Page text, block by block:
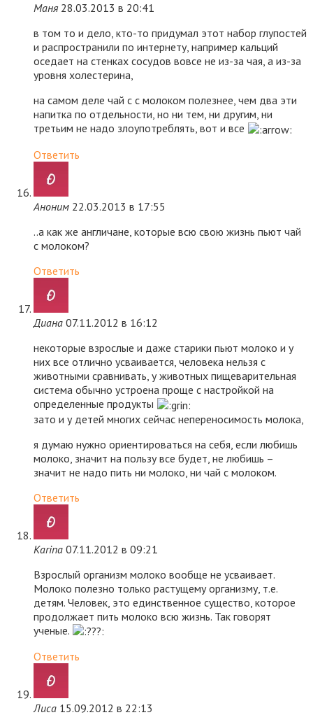
Маня 28.03.2013 в 20:41
в том то и дело, кто-то придумал этот набор глупостей
и распространили по интернету, например кальций
оседает на стенках сосудов вовсе не из-за чая, а из-за
уровня холестерина,
на самом деле чай с с молоком полезнее, чем два эти
напитка по отдельности, но ни тем, ни другим, ни
третьим не надо злоупотреблять, вот и все
Ответить
Аноним 22.03.2013 в 17:55
..а как же англичане, которые всю свою жизнь пьют чай
с молоком?
Ответить
Диана 07.11.2012 в 16:12
некоторые взрослые и даже старики пьют молоко и у
них все отлично усваивается, человека нельзя с
животными сравнивать, у животных пищеварительная
система обычно устроена проще с настройкой на
определенные продукты
зато и у детей многих сейчас непереносимость молока,
я думаю нужно ориентироваться на себя, если любишь
молоко, значит на пользу все будет, не любишь –
значит не надо пить ни молоко, ни чай с молоком.
Ответить
Karina 07.11.2012 в 09:21
Взрослый организм молоко вообще не усваивает.
Молоко полезно только растущему организму, т.е.
детям. Человек, это единственное существо, которое
продолжает пить молоко всю жизнь. Так говорят
ученые.
Ответить
Лиса 15.09.2012 в 22:13